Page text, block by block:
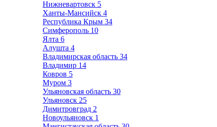
Нижневартовск 5
Ханты-Мансийск 4
Республика Крым 34
Симферополь 10
Ялта 6
Алушта 4
Владимирская область 34
Владимир 14
Ковров 5
Муром 3
Ульяновская область 30
Ульяновск 25
Димитровград 2
Новоульяновск 1